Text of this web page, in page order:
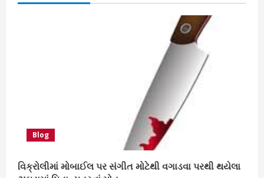
Blog
વિક્રોલીમાં મોબાઈલ પર સંગીત મોટેથી વગાડવા પરથી થયેલા